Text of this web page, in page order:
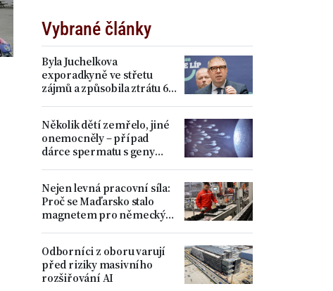
Vybrané články
Byla Juchelkova
exporadkyně ve střetu
zájmů a způsobila ztrátu 64
ministr
Několik dětí zemřelo, jiné
onemocněly – případ
dárce spermatu s geny
Nejen levná pracovní síla:
Proč se Maďarsko stalo
magnetem pro německý
Odborníci z oboru varují
před riziky masivního
rozšiřování AI